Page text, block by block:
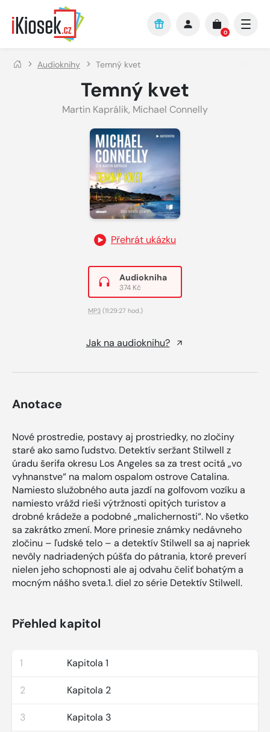
Přejít na hlavní obsah
0
Audioknihy Temný kvet
Temný kvet
Martin Kaprálik, Michael Connelly
Přehrát ukázku
Audiokniha
374 Kč
MP3 (11:29:27 hod.)
Jak na audioknihu?
Anotace
Nové prostredie, postavy aj prostriedky, no zločiny
staré ako samo ľudstvo. Detektív seržant Stilwell z
úradu šerifa okresu Los Angeles sa za trest ocitá „vo
vyhnanstve“ na malom ospalom ostrove Catalina.
Namiesto služobného auta jazdí na golfovom vozíku a
namiesto vrážd rieši výtržnosti opitých turistov a
drobné krádeže a podobné „malichernosti“. No všetko
sa zakrátko zmení. More prinesie známky nedávneho
zločinu – ľudské telo – a detektív Stilwell sa aj napriek
nevôly nadriadených púšťa do pátrania, ktoré preverí
nielen jeho schopnosti ale aj odvahu čeliť bohatým a
mocným nášho sveta.1. diel zo série Detektív Stilwell.
Přehled kapitol
1 Kapitola 1
2 Kapitola 2
3 Kapitola 3